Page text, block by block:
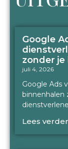
Google
zonder
juli 4, 2026
Google Ads
binnenhalen
Lees